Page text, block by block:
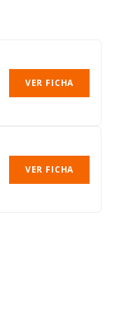
VER FICHA
VER FICHA